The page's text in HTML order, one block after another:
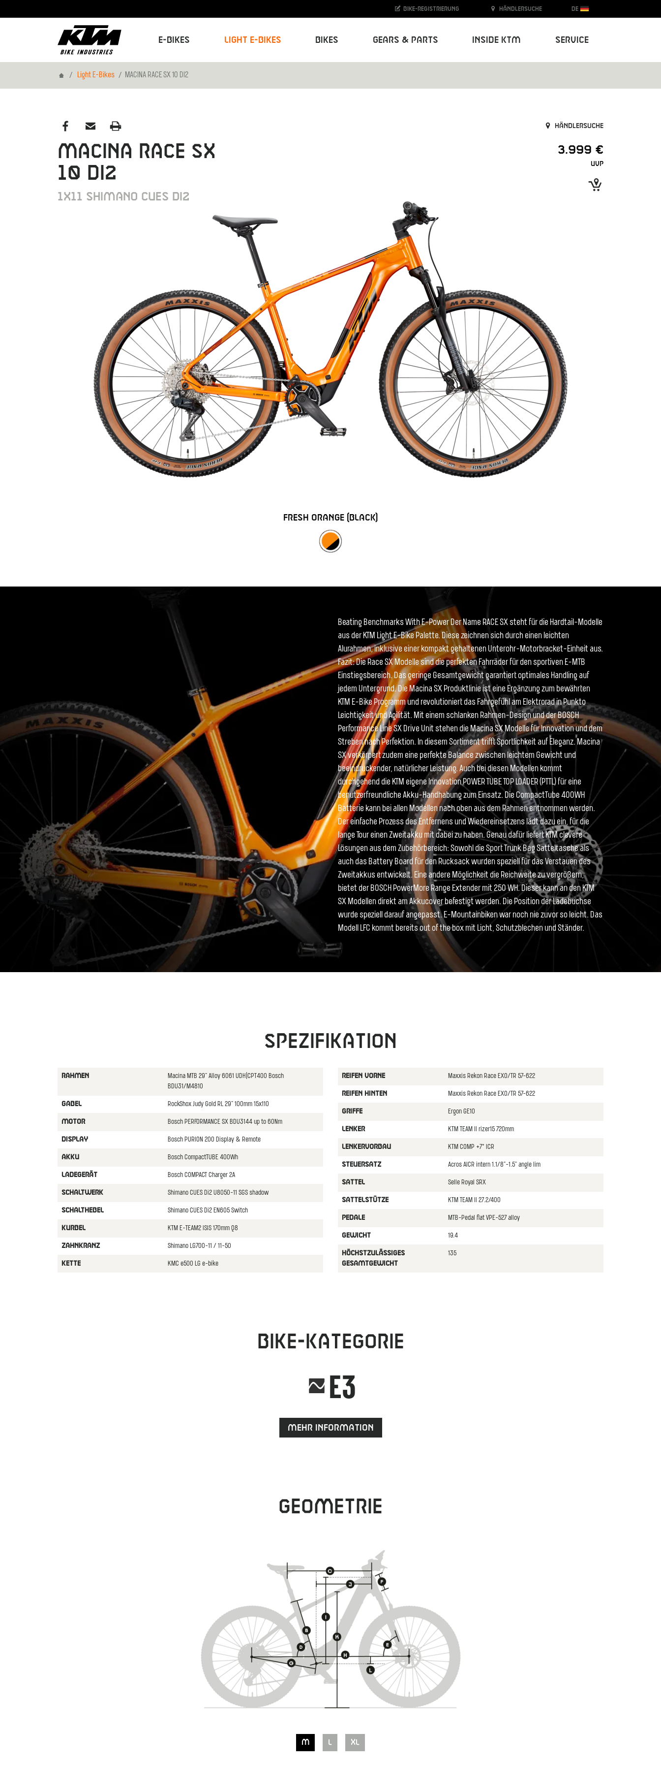
E-Bikes Light E-Bikes Bikes Gears & Parts Inside KTM Service
Bike-Registrierung Händlersuche DE
HomeLight E-Bikes MACINA RACE SX 10 DI2
Händlersuche
MACINA RACE SX
10 DI2
1X11 SHIMANO CUES DI2
3.999 €
UVP
FRESH ORANGE (BLACK)
Beating Benchmarks With E-Power Der Name RACE SX steht für die Hardtail-Modelle
aus der KTM Light E-Bike Palette. Diese zeichnen sich durch einen leichten
Alurahmen, inklusive einer kompakt gehaltenen Unterohr-Motorbracket-Einheit aus.
Fazit: Die Race SX Modelle sind die perfekten Fahrräder für den sportiven E-MTB
Einstiegsbereich. Das geringe Gesamtgewicht garantiert optimales Handling auf
jedem Untergrund. Die Macina SX Produktlinie ist eine Ergänzung zum bewährten
KTM E-Bike Programm und revolutioniert das Fahrgefühl am Elektrorad in Punkto
Leichtigkeit und Agilität. Mit einem schlanken Rahmen-Design und der BOSCH
Performance Line SX Drive Unit stehen die Macina SX Modelle für Innovation und dem
Streben nach Perfektion. In diesem Sortiment trifft Sportlichkeit auf Eleganz. Macina
SX verkörpert zudem eine perfekte Balance zwischen leichtem Gewicht und
beeindruckender, natürlicher Leistung. Auch bei diesen Modellen kommt
durchgehend die KTM eigene Innovation POWER TUBE TOP LOADER (PTTL) für eine
benutzerfreundliche Akku-Handhabung zum Einsatz. Die CompactTube 400WH
Batterie kann bei allen Modellen nach oben aus dem Rahmen entnommen werden.
Der einfache Prozess des Entfernens und Wiedereinsetzens lädt dazu ein, für die
lange Tour einen Zweitakku mit dabei zu haben. Genau dafür liefert KTM clevere
Lösungen aus dem Zubehörbereich: Sowohl die Sport Trunk Bag Satteltasche als
auch das Battery Board für den Rucksack wurden speziell für das Verstauen des
Zweitakkus entwickelt. Eine andere Möglichkeit die Reichweite zu vergrößern,
bietet der BOSCH PowerMore Range Extender mit 250 WH. Dieser kann an den KTM
SX Modellen direkt am Akkucover befestigt werden. Die Position der Ladebuchse
wurde speziell darauf angepasst. E-Mountainbiken war noch nie zuvor so leicht. Das
Modell LFC kommt bereits out of the box mit Licht, Schutzblechen und Ständer.
Spezifikation
RAHMEN
Macina MTB 29" Alloy 6061 UDH|CPT400 Bosch
BDU31/M4810
GABEL RockShox Judy Gold RL 29" 100mm 15x110
MOTOR Bosch PERFORMANCE SX BDU3144 up to 60Nm
DISPLAY Bosch PURION 200 Display & Remote
AKKU Bosch CompactTUBE 400Wh
LADEGERäT Bosch COMPACT Charger 2A
SCHALTWERK Shimano CUES Di2 U8050-11 SGS shadow
SCHALTHEBEL Shimano CUES Di2 EN605 Switch
KURBEL KTM E-TEAM2 ISIS 170mm Q8
ZAHNKRANZ Shimano LG700-11 / 11-50
KETTE KMC e500 LG e-bike
REIFEN VORNE Maxxis Rekon Race EXO/TR 57-622
REIFEN HINTEN Maxxis Rekon Race EXO/TR 57-622
GRIFFE Ergon GE10
LENKER KTM TEAM II rizer15 720mm
LENKERVORBAU KTM COMP +7° ICR
STEUERSATZ Acros AICR intern 1.1/8"-1.5" angle lim
SATTEL Selle Royal SRX
SATTELSTüTZE KTM TEAM II 27.2/400
PEDALE MTB-Pedal flat VPE-527 alloy
GEWICHT 19.4
HöCHSTZULäSSIGES
GESAMTGEWICHT
135
Bike-Kategorie
E3
Mehr Information
Geometrie
M XL